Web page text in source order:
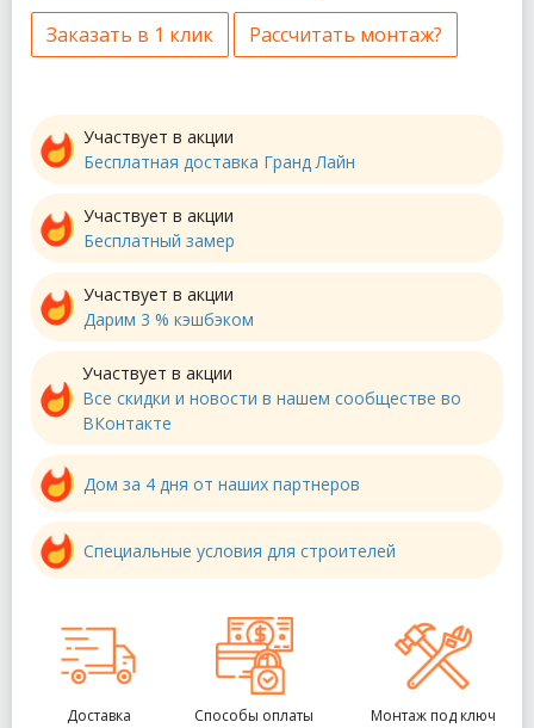
Заказать в 1 клик Рассчитать монтаж?
Участвует в акции
Бесплатная доставка Гранд Лайн
Участвует в акции
Бесплатный замер
Участвует в акции
Дарим 3 % кэшбэком
Участвует в акции
Все скидки и новости в нашем сообществе во
ВКонтакте
Дом за 4 дня от наших партнеров
Специальные условия для строителей
Доставка Способы оплаты Монтаж под ключ